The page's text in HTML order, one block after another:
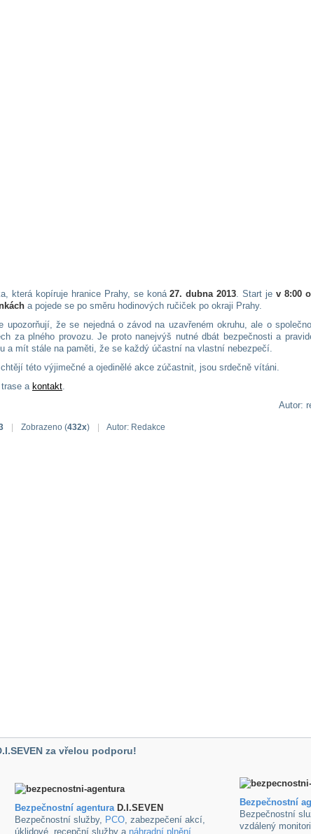
která kopíruje hranice Prahy, se koná27. dubna 2013. Start jev 8:00
a pojede se po směru hodinových ručiček po okraji Prahy.
upozorňují, že se nejedná o závod na uzavřeném okruhu, ale o
za plného provozu. Je proto nanejvýš nutné dbát bezpečnosti a
a mít stále na paměti, že se každý účastní na vlastní nebezpečí.
této výjimečné a ojedinělé akce zúčastnit, jsou srdečně vítáni.
a kontakt.
Autor:
Zobrazeno (432x) Autor: Redakce
za vřelou podporu!
Bezpečnostní agenturaD.I.SEVEN
Bezpečnostní služby, PCO, zabezpečení akcí,
úklidové ,recepční služby a náhradní plnění
Bezpečnostní
Bezpečnostní
vzdálený